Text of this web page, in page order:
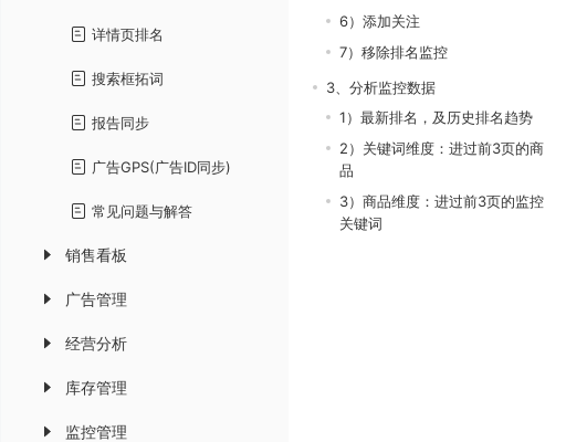
详情页排名
搜索框拓词
报告同步
广告GPS(广告ID同步)
常见问题与解答
销售看板
广告管理
经营分析
库存管理
监控管理
6）添加关注
7）移除排名监控
3、分析监控数据
1）最新排名，及历史排名趋势
2）关键词维度：进过前3页的商
品
3）商品维度：进过前3页的监控
关键词